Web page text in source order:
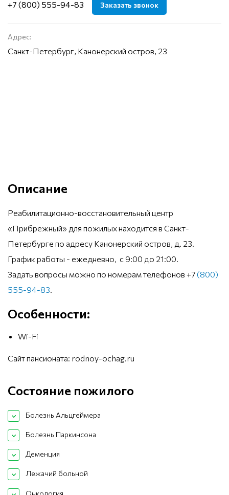
+7 (800) 555-94-83 Заказать звонок
Адрес:
Санкт-Петербург, Канонерский остров, 23
Описание
Реабилитационно-восстановительный центр
«Прибрежный» для пожилых находится в Санкт-
Петербурге по адресу Канонерский остров, д. 23.
График работы - ежедневно, с 9:00 до 21:00.
Задать вопросы можно по номерам телефонов +7 (800)
555-94-83
Особенности:
Wi-Fi
Сайт пансионата: rodnoy-ochag.ru
Состояние пожилого
Болезнь Альцгеймера
Болезнь Паркинсона
Деменция
Лежачий больной
Онкология